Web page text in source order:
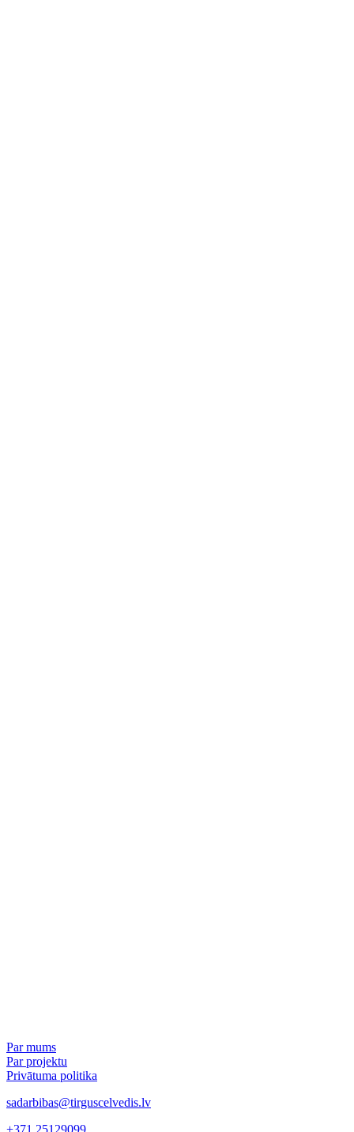
Par mums
Par projektu
Privātuma politika
sadarbibas@tirguscelvedis.lv
+371 25129099